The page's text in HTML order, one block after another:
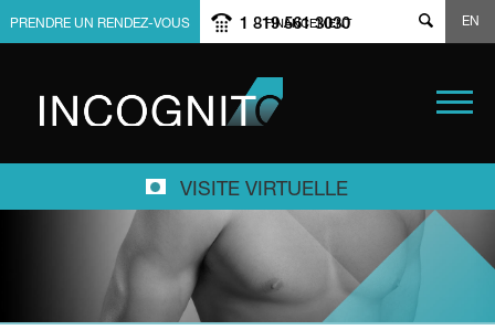
FINANCEMENT
PRENDRE UN RENDEZ-VOUS 1 819 561 3030 EN
VISITE VIRTUELLE